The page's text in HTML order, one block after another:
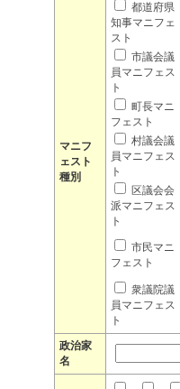
マニフ
ェスト
種別
都道府県
知事マニフェ
スト
市議会議
員マニフェス
ト
町長マニ
フェスト
村議会議
員マニフェス
ト
区議会会
派マニフェス
ト
市民マニ
フェスト
衆議院議
員マニフェス
ト
政治家
名